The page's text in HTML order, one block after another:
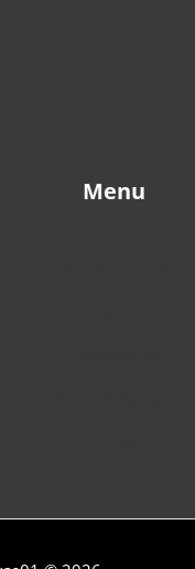
Menu